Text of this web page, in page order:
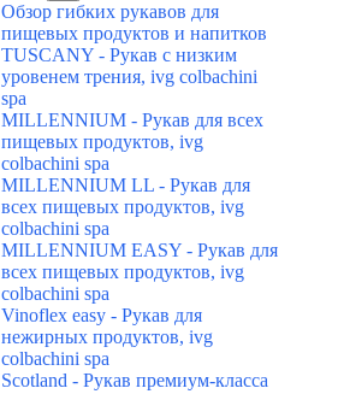
Обзор гибких рукавов для
пищевых продуктов и напитков
TUSCANY - Рукав с низким
уровенем трения, ivg colbachini
spa
MILLENNIUM - Рукав для всех
пищевых продуктов, ivg
colbachini spa
MILLENNIUM LL - Рукав для
всех пищевых продуктов, ivg
colbachini spa
MILLENNIUM EASY - Рукав для
всех пищевых продуктов, ivg
colbachini spa
Vinoflex easy - Рукав для
нежирных продуктов, ivg
colbachini spa
Scotland - Рукав премиум-класса